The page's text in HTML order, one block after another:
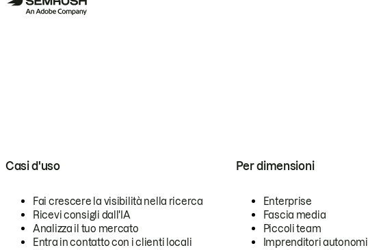
Casi d'uso
Fai crescere la visibilità nella ricerca
Ricevi consigli dall'IA
Analizza il tuo mercato
Entra in contatto con i clienti locali
Per dimensioni
Enterprise
Fascia media
Piccoli team
Imprenditori autonomi